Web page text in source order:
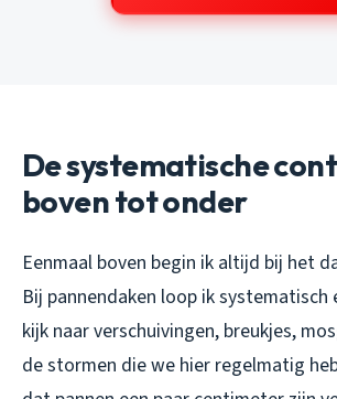
De systematische
boven tot onder
Eenmaal boven begin ik altijd bij het
Bij pannendaken loop ik systematisch
kijk naar verschuivingen, breukjes,
de stormen die we hier regelmatig